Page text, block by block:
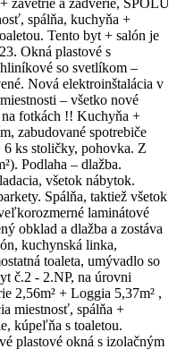
závetrie a zádverie, SPOLU
spálňa, kuchyňa +
Tento byt + salón je
Okná plastové s
so svetlíkom –
Nová elektroinštalácia v
– všetko nové
na fotkách !! Kuchyňa +
zabudované spotrebiče
6 ks stoličky, pohovka. Z
Podlaha – dlažba.
všetok nábytok.
Spálňa, taktiež všetok
laminátové
obklad a dlažba a zostáva
kuchynská linka,
toaleta, umývadlo so
č.2 - 2.NP, na úrovni
2,56m² + Loggia 5,37m² ,
miestnosť, spálňa +
kúpeľňa s toaletou.
plastové okná s izolačným